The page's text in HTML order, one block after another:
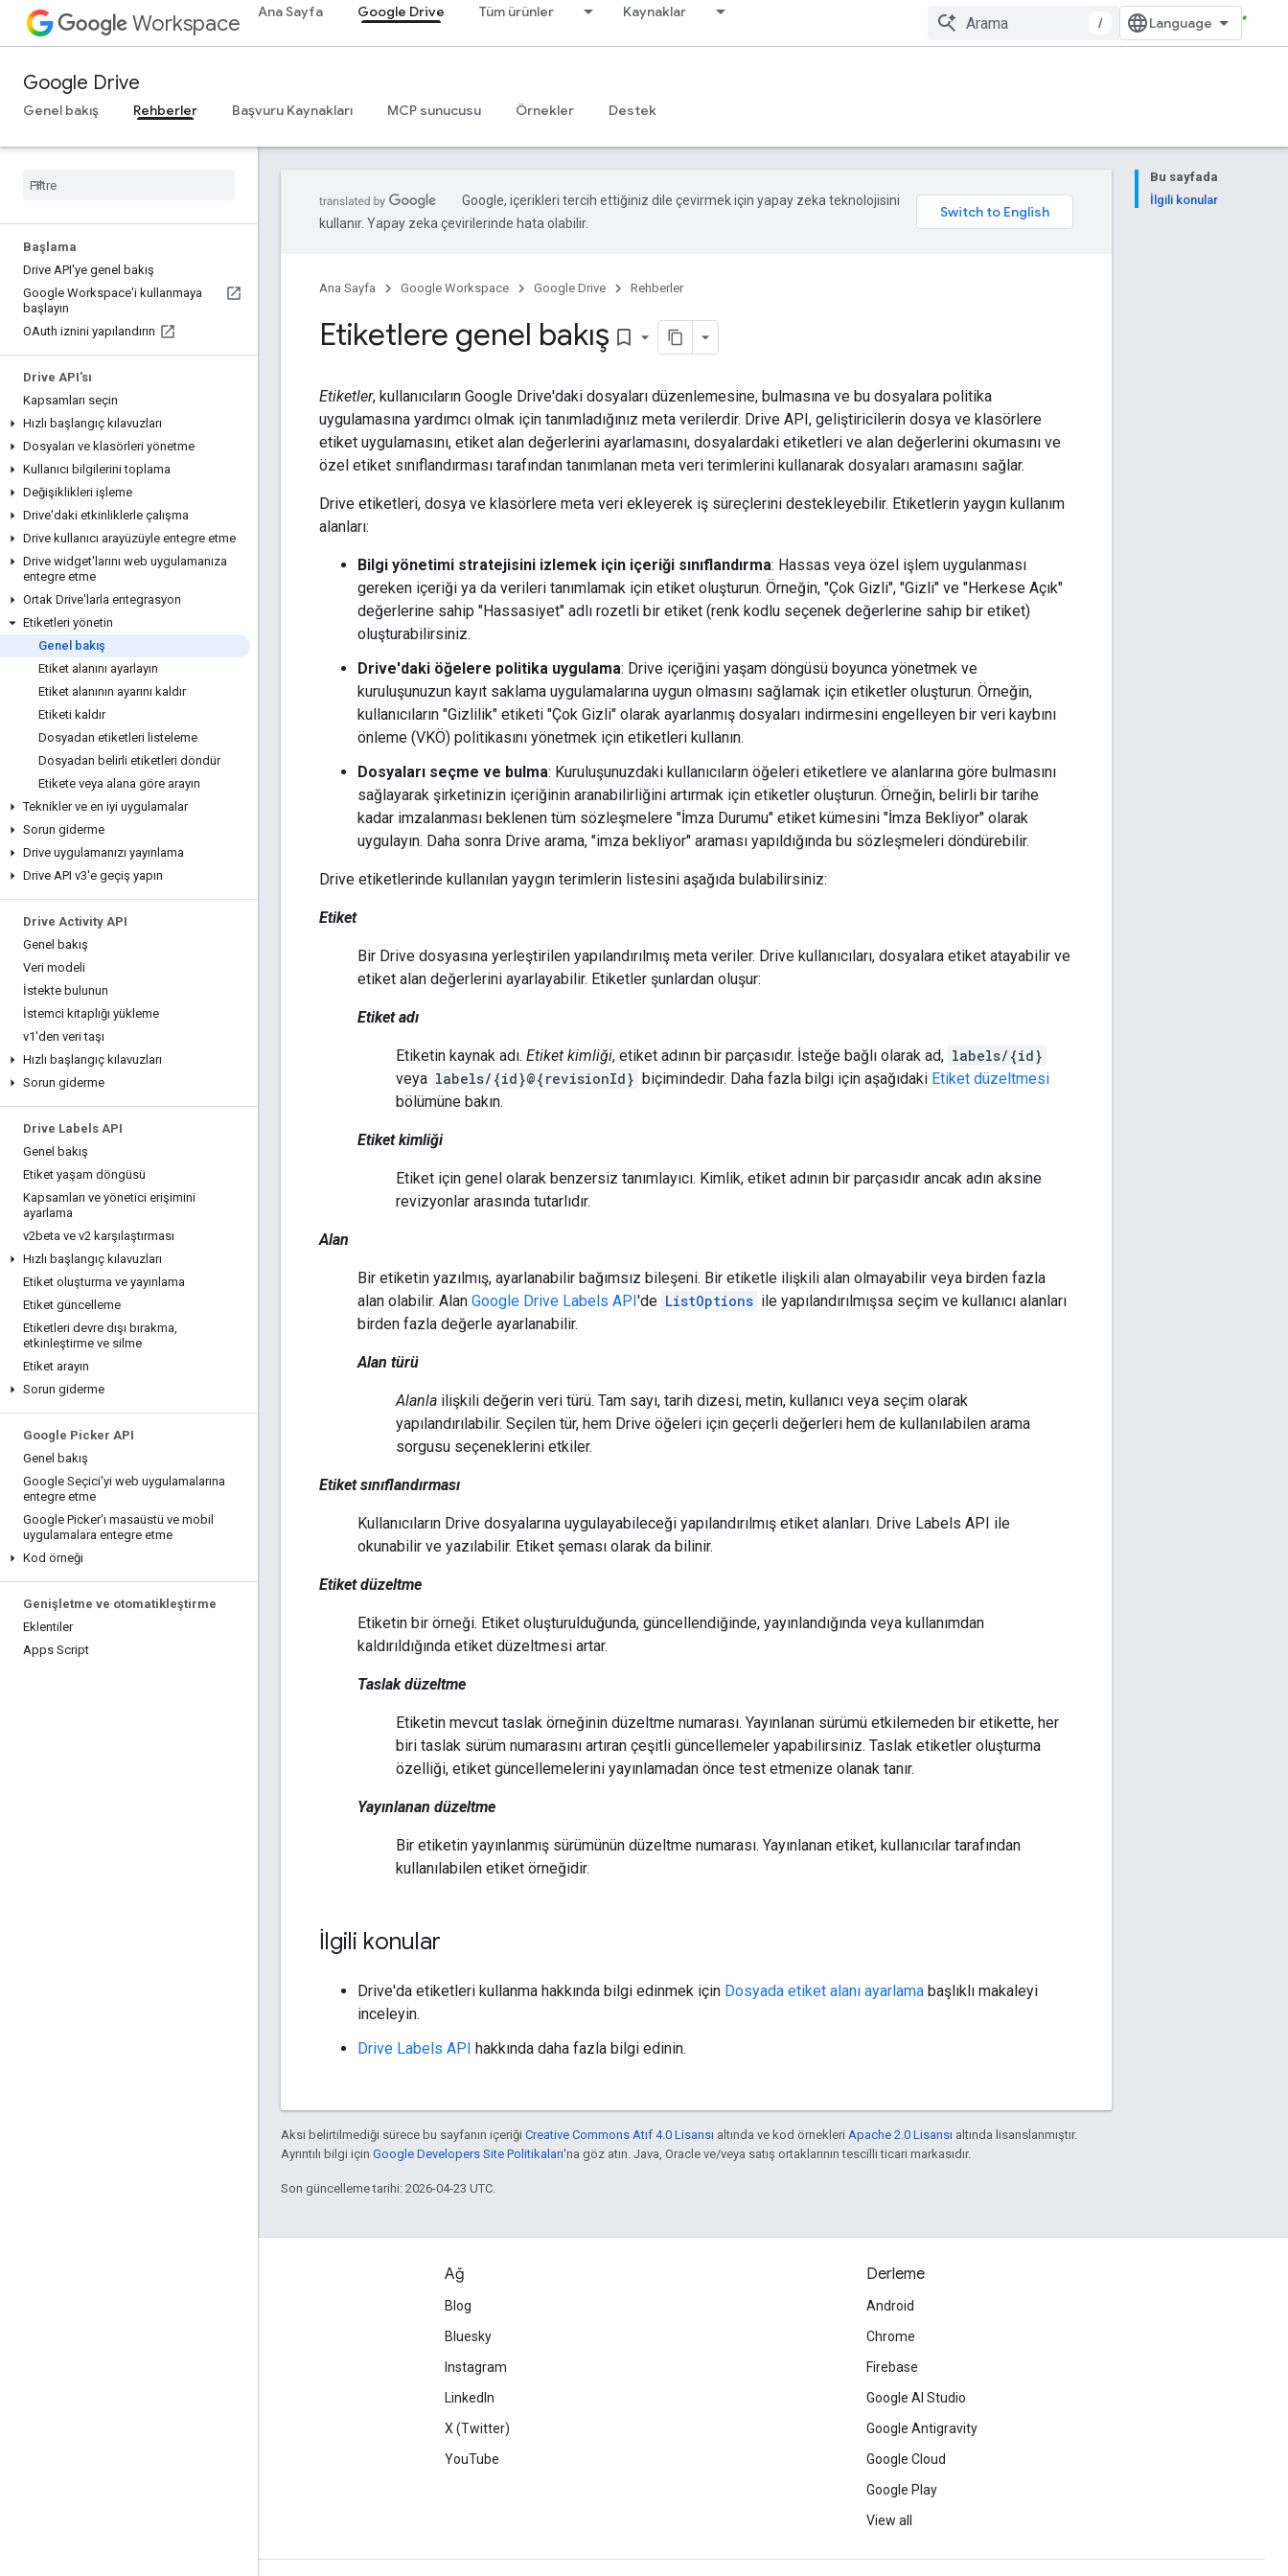
Workspace Ana Sayfa Google Drive Tüm ürünler Kaynaklar
/
Google Drive
Genel bakış Rehberler Başvuru Kaynakları MCP sunucusu Örnekler Destek
Başlama
Drive API'ye genel bakış
Google Workspace'i kullanmaya
başlayın
OAuth iznini yapılandırın
Drive API'sı
Kapsamları seçin
Hızlı başlangıç kılavuzları
Dosyaları ve klasörleri yönetme
Kullanıcı bilgilerini toplama
Değişiklikleri işleme
Drive'daki etkinliklerle çalışma
Drive kullanıcı arayüzüyle entegre etme
Drive widget'larını web uygulamanıza
entegre etme
Ortak Drive'larla entegrasyon
Etiketleri yönetin
Genel bakış
Etiket alanını ayarlayın
Etiket alanının ayarını kaldır
Etiketi kaldır
Dosyadan etiketleri listeleme
Dosyadan belirli etiketleri döndür
Etikete veya alana göre arayın
Teknikler ve en iyi uygulamalar
Sorun giderme
Drive uygulamanızı yayınlama
Drive API v3'e geçiş yapın
Drive Activity API
Genel bakış
Veri modeli
İstekte bulunun
İstemci kitaplığı yükleme
v1'den veri taşı
Hızlı başlangıç kılavuzları
Sorun giderme
Drive Labels API
Genel bakış
Etiket yaşam döngüsü
Kapsamları ve yönetici erişimini
ayarlama
v2beta ve v2 karşılaştırması
Hızlı başlangıç kılavuzları
Etiket oluşturma ve yayınlama
Etiket güncelleme
Etiketleri devre dışı bırakma,
etkinleştirme ve silme
Etiket arayın
Sorun giderme
Google Picker API
Genel bakış
Google Seçici'yi web uygulamalarına
entegre etme
Google Picker'ı masaüstü ve mobil
uygulamalara entegre etme
Kod örneği
Genişletme ve otomatikleştirme
Eklentiler
Apps Script
Bu sayfada
İlgili konular
Google, içerikleri tercih ettiğiniz dile çevirmek için yapay zeka teknolojisini
kullanır. Yapay zeka çevirilerinde hata olabilir.
Ana Sayfa Google Workspace Google Drive Rehberler
Etiketlere genel bakış bookmark_border
Etiketler, kullanıcıların Google Drive'daki dosyaları düzenlemesine, bulmasına ve bu dosyalara politika
uygulamasına yardımcı olmak için tanımladığınız meta verilerdir. Drive API, geliştiricilerin dosya ve klasörlere
etiket uygulamasını, etiket alan değerlerini ayarlamasını, dosyalardaki etiketleri ve alan değerlerini okumasını ve
özel etiket sınıflandırması tarafından tanımlanan meta veri terimlerini kullanarak dosyaları aramasını sağlar.
Drive etiketleri, dosya ve klasörlere meta veri ekleyerek iş süreçlerini destekleyebilir. Etiketlerin yaygın kullanım
alanları:
Bilgi yönetimi stratejisini izlemek için içeriği sınıflandırma: Hassas veya özel işlem uygulanması
gereken içeriği ya da verileri tanımlamak için etiket oluşturun. Örneğin, "Çok Gizli", "Gizli" ve "Herkese Açık"
değerlerine sahip "Hassasiyet" adlı rozetli bir etiket (renk kodlu seçenek değerlerine sahip bir etiket)
oluşturabilirsiniz.
Drive'daki öğelere politika uygulama: Drive içeriğini yaşam döngüsü boyunca yönetmek ve
kuruluşunuzun kayıt saklama uygulamalarına uygun olmasını sağlamak için etiketler oluşturun. Örneğin,
kullanıcıların "Gizlilik" etiketi "Çok Gizli" olarak ayarlanmış dosyaları indirmesini engelleyen bir veri kaybını
önleme (VKÖ) politikasını yönetmek için etiketleri kullanın.
Dosyaları seçme ve bulma: Kuruluşunuzdaki kullanıcıların öğeleri etiketlere ve alanlarına göre bulmasını
sağlayarak şirketinizin içeriğinin aranabilirliğini artırmak için etiketler oluşturun. Örneğin, belirli bir tarihe
kadar imzalanması beklenen tüm sözleşmelere "İmza Durumu" etiket kümesini "İmza Bekliyor" olarak
uygulayın. Daha sonra Drive arama, "imza bekliyor" araması yapıldığında bu sözleşmeleri döndürebilir.
Drive etiketlerinde kullanılan yaygın terimlerin listesini aşağıda bulabilirsiniz:
Etiket
Bir Drive dosyasına yerleştirilen yapılandırılmış meta veriler. Drive kullanıcıları, dosyalara etiket atayabilir ve
etiket alan değerlerini ayarlayabilir. Etiketler şunlardan oluşur:
Etiket adı
Etiketin kaynak adı. Etiket kimliği, etiket adının bir parçasıdır. İsteğe bağlı olarak ad, labels/{id}
veya labels/{id}@{revisionId} biçimindedir. Daha fazla bilgi için aşağıdaki Etiket düzeltmesi
bölümüne bakın.
Etiket kimliği
Etiket için genel olarak benzersiz tanımlayıcı. Kimlik, etiket adının bir parçasıdır ancak adın aksine
revizyonlar arasında tutarlıdır.
Alan
Bir etiketin yazılmış, ayarlanabilir bağımsız bileşeni. Bir etiketle ilişkili alan olmayabilir veya birden fazla
alan olabilir. Alan Google Drive Labels API'de ListOptions ile yapılandırılmışsa seçim ve kullanıcı alanları
birden fazla değerle ayarlanabilir.
Alan türü
Alanla ilişkili değerin veri türü. Tam sayı, tarih dizesi, metin, kullanıcı veya seçim olarak
yapılandırılabilir. Seçilen tür, hem Drive öğeleri için geçerli değerleri hem de kullanılabilen arama
sorgusu seçeneklerini etkiler.
Etiket sınıflandırması
Kullanıcıların Drive dosyalarına uygulayabileceği yapılandırılmış etiket alanları. Drive Labels API ile
okunabilir ve yazılabilir. Etiket şeması olarak da bilinir.
Etiket düzeltme
Etiketin bir örneği. Etiket oluşturulduğunda, güncellendiğinde, yayınlandığında veya kullanımdan
kaldırıldığında etiket düzeltmesi artar.
Taslak düzeltme
Etiketin mevcut taslak örneğinin düzeltme numarası. Yayınlanan sürümü etkilemeden bir etikette, her
biri taslak sürüm numarasını artıran çeşitli güncellemeler yapabilirsiniz. Taslak etiketler oluşturma
özelliği, etiket güncellemelerini yayınlamadan önce test etmenize olanak tanır.
Yayınlanan düzeltme
Bir etiketin yayınlanmış sürümünün düzeltme numarası. Yayınlanan etiket, kullanıcılar tarafından
kullanılabilen etiket örneğidir.
İlgili konular
Drive'da etiketleri kullanma hakkında bilgi edinmek için Dosyada etiket alanı ayarlama başlıklı makaleyi
inceleyin.
Drive Labels API hakkında daha fazla bilgi edinin.
Aksi belirtilmediği sürece bu sayfanın içeriği Creative Commons Atıf 4.0 Lisansı altında ve kod örnekleri Apache 2.0 Lisansı altında lisanslanmıştır.
Ayrıntılı bilgi için Google Developers Site Politikaları'na göz atın. Java, Oracle ve/veya satış ortaklarının tescilli ticari markasıdır.
Son güncelleme tarihi: 2026-04-23 UTC.
Ağ
Blog
Bluesky
Instagram
LinkedIn
X (Twitter)
YouTube
Derleme
Android
Chrome
Firebase
Google AI Studio
Google Antigravity
Google Cloud
Google Play
View all